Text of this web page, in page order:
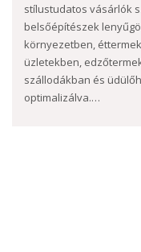
stílustudatos vásárlók
belsőépítészek
környezetben,
üzletekben,
szállodákban és
optimalizálva.…